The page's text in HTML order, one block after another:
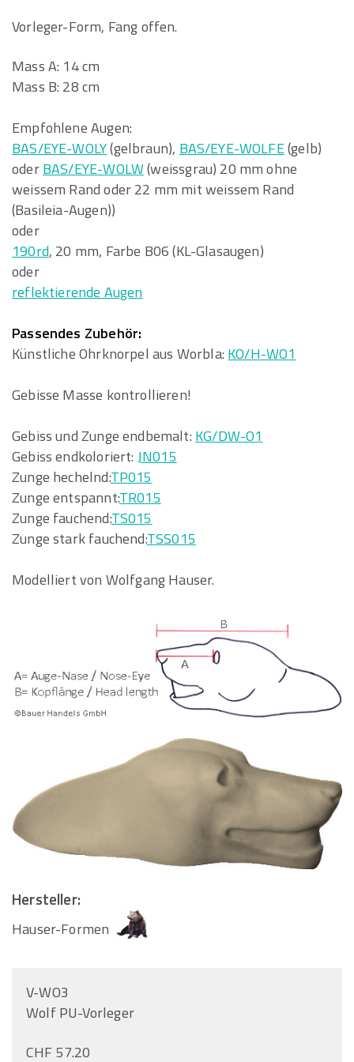
Vorleger-Form, Fang offen.
Mass A: 14 cm
Mass B: 28 cm
Empfohlene Augen:
BAS/EYE-WOLY(gelbraun), BAS/EYE-WOLFE(gelb)
oderBAS/EYE-WOLW(weissgrau) 20 mm ohne
weissem Rand oder 22 mm mit weissem Rand
(Basileia-Augen))
oder
190rd, 20 mm, Farbe B06 (KL-Glasaugen)
oder
reflektierende Augen
Passendes Zubehör:
Künstliche Ohrknorpel aus Worbla: KO/H-WO1
Gebisse Masse kontrollieren!
Gebiss und Zunge endbemalt: KG/DW-O1
Gebiss endkoloriert: JN015
Zunge hechelnd:TP015
Zunge entspannt:TR015
Zunge fauchend:TS015
Zunge stark fauchend:TSS015
Modelliert von Wolfgang Hauser.
Hersteller:
Hauser-Formen
V-WO3
Wolf PU-Vorleger
CHF 57.20